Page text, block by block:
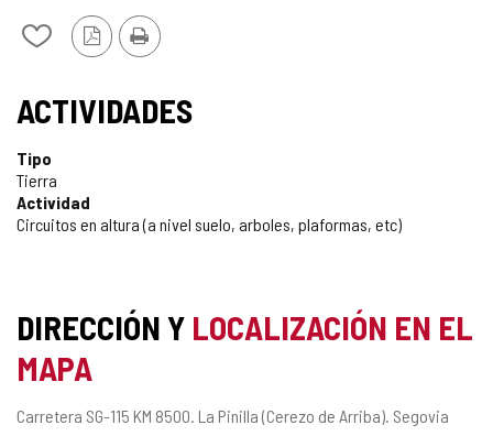
Añadir/quitar
cuadernos
Versión
PDF
Imprimir
TIPO
ACTIVIDADES
Tipo
Tierra
Actividad
Circuitos en altura (a nivel suelo, arboles, plaformas, etc)
DIRECCIÓN Y LOCALIZACIÓN EN EL
MAPA
Dirección
Carretera SG-115 KM 8500. La Pinilla (Cerezo de Arriba). Segovia